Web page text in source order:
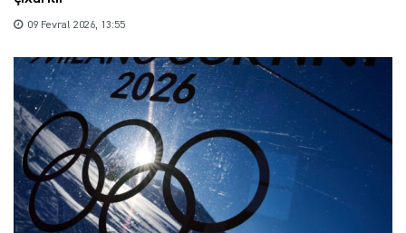
09 Fevral 2026, 13:55